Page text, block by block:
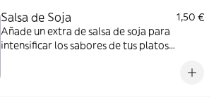
Salsa de Soja
1,50 €
Añade un extra de salsa de soja para
intensificar los sabores de tus platos